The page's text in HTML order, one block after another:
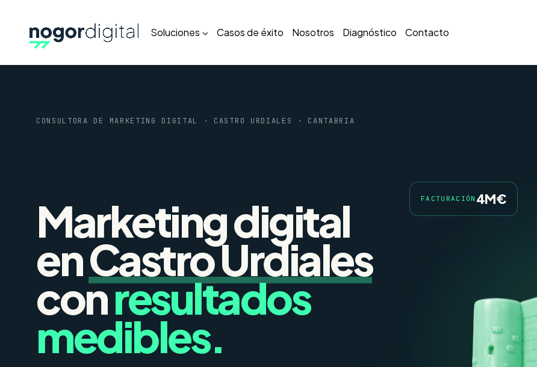
Soluciones Casos de éxito Nosotros Diagnóstico Contacto
CONSULTORA DE MARKETING DIGITAL · CASTRO URDIALES · CANTABRIA
Marketing digital
enCastro Urdiales
conresultados
medibles.
FACTURACIÓN 4M€